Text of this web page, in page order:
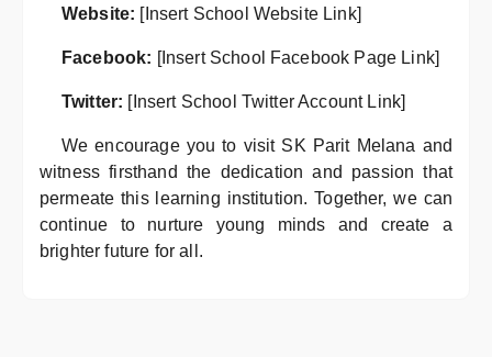
Website: [Insert School Website Link]
Facebook: [Insert School Facebook Page Link]
Twitter: [Insert School Twitter Account Link]
We encourage you to visit SK Parit Melana and
witness firsthand the dedication and passion that
permeate this learning institution. Together, we can
continue to nurture young minds and create a
brighter future for all.